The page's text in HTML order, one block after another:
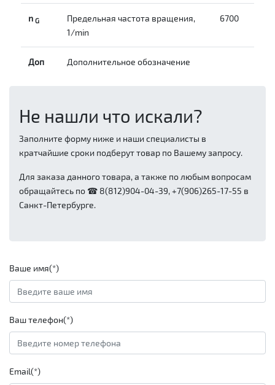
n G
Предельная частота вращения,
1/min
6700
Доп Дополнительное обозначение
Не нашли что искали?
Заполните форму ниже и наши специалисты в
кратчайшие сроки подберут товар по Вашему запросу.
Для заказа данного товара, а также по любым вопросам
обращайтесь по ☎ 8(812)904-04-39, +7(906)265-17-55 в
Санкт-Петербурге.
Ваше имя(*)
Ваш телефон(*)
Email(*)